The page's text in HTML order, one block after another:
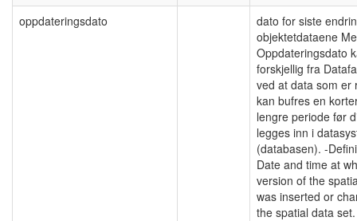
oppdateringsdato
dato for siste
objektetdataene
Oppdateringsdato
forskjellig fra
ved at data som er
kan bufres en
lengre periode før
legges inn i
(databasen). -
Date and time at
version of the
was inserted or
the spatial data set.